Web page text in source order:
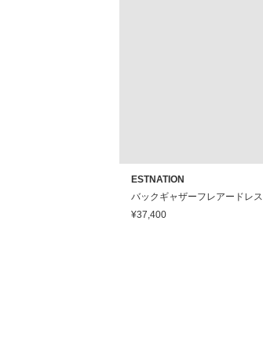
ESTNATION
バックギャザーフレアードレス
¥37,400